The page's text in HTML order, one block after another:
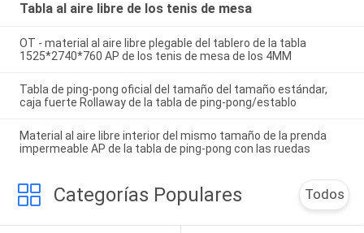
Tabla al aire libre de los tenis de mesa
OT - material al aire libre plegable del tablero de la tabla
1525*2740*760 AP de los tenis de mesa de los 4MM
Tabla de ping-pong oficial del tamaño del tamaño estándar,
caja fuerte Rollaway de la tabla de ping-pong/establo
Material al aire libre interior del mismo tamaño de la prenda
impermeable AP de la tabla de ping-pong con las ruedas
Categorías Populares Todos